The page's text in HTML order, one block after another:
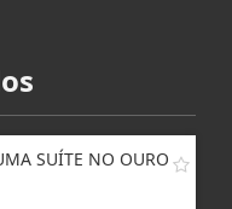
SUÍTE NO OURO